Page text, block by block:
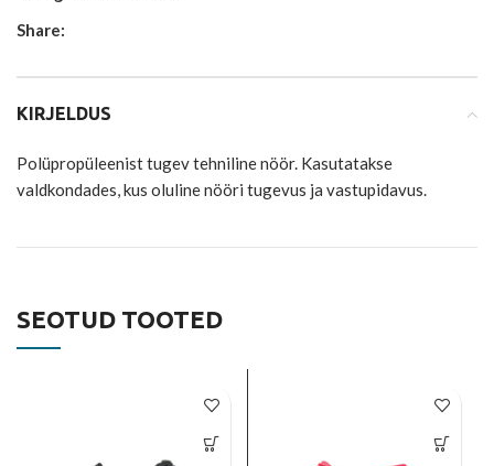
Share:
KIRJELDUS
Polüpropüleenist tugev tehniline nöör. Kasutatakse
valdkondades, kus oluline nööri tugevus ja vastupidavus.
SEOTUD TOOTED